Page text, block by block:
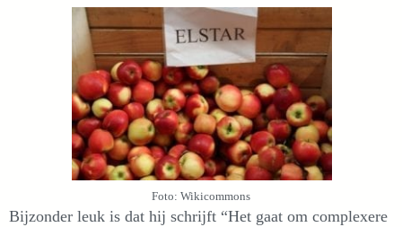
Foto: Wikicommons
Bijzonder leuk is dat hij schrijft “Het gaat om complexere